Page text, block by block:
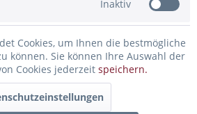
und diskutieren...
mehr
sind verfübar......mehr
Inaktiv
Cookies, um Ihnen die bestmögliche
können. Sie können Ihre Auswahl der
Cookies jederzeit speichern.